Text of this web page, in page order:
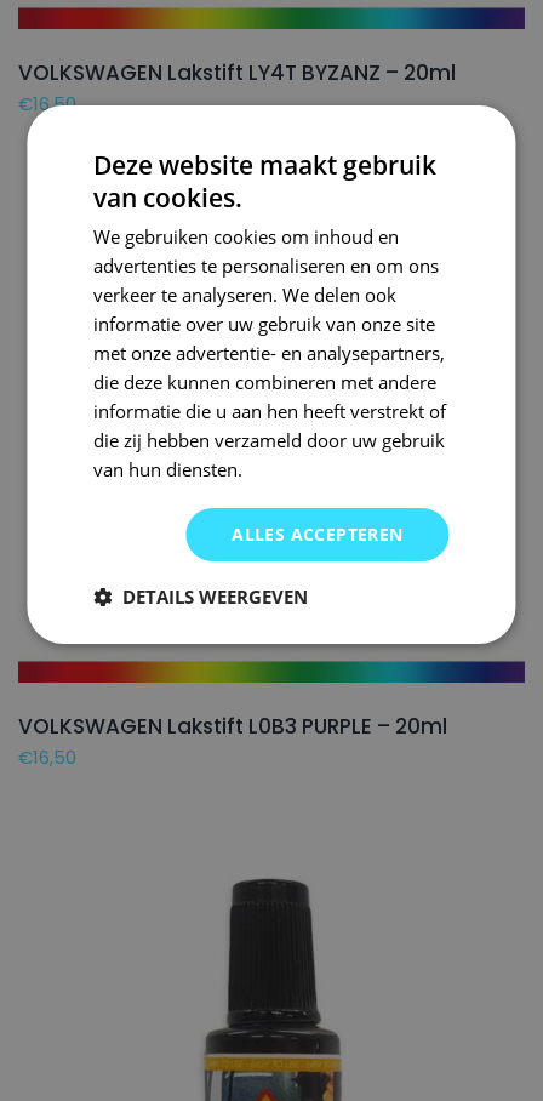
VOLKSWAGEN Lakstift LY4T BYZANZ – 20ml
€16,50
VOLKSWAGEN Lakstift L0B3 PURPLE – 20ml
€16,50
Deze website maakt gebruik
van cookies.
We gebruiken cookies om inhoud en
advertenties te personaliseren en om ons
verkeer te analyseren. We delen ook
informatie over uw gebruik van onze site
met onze advertentie- en analysepartners,
die deze kunnen combineren met andere
informatie die u aan hen heeft verstrekt of
die zij hebben verzameld door uw gebruik
van hun diensten.
ALLES ACCEPTEREN
DETAILS WEERGEVEN